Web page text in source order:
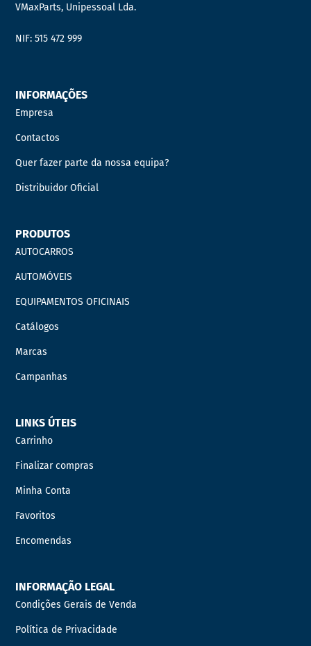
VMaxParts, Unipessoal Lda.
NIF: 515 472 999
INFORMAÇÕES
Empresa
Contactos
Quer fazer parte da nossa equipa?
Distribuidor Oficial
PRODUTOS
AUTOCARROS
AUTOMÓVEIS
EQUIPAMENTOS OFICINAIS
Catálogos
Marcas
Campanhas
LINKS ÚTEIS
Carrinho
Finalizar compras
Minha Conta
Favoritos
Encomendas
INFORMAÇÃO LEGAL
Condições Gerais de Venda
Política de Privacidade